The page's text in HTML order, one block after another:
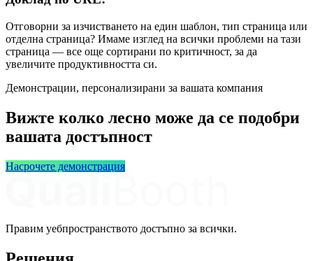
Отговорни за изчистването на един шаблон, тип страница или
отделна страница? Имаме изглед на всички проблеми на тази
страница — все още сортирани по критичност, за да
увеличите продуктивността си.
Демонстрации, персонализирани за вашата компания
Вижте колко лесно може да се подобри
вашата достъпност
Насрочете демонстрация
Правим уебпространството достъпно за всички.